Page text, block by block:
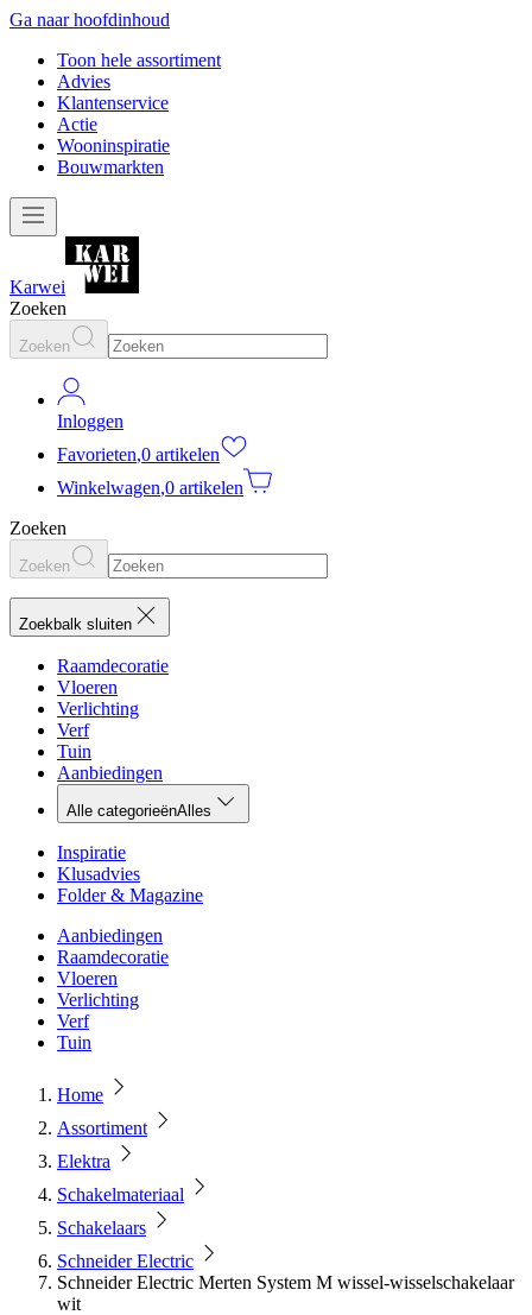
Ga naar hoofdinhoud
Toon hele assortiment
Advies
Klantenservice
Actie
Wooninspiratie
Bouwmarkten
Karwei
Zoeken
Zoeken
Inloggen
Favorieten,0 artikelen
Winkelwagen,0 artikelen
Zoeken
Zoeken
Zoekbalk sluiten
Raamdecoratie
Vloeren
Verlichting
Verf
Tuin
Aanbiedingen
Alle categorieënAlles
Inspiratie
Klusadvies
Folder & Magazine
Aanbiedingen
Raamdecoratie
Vloeren
Verlichting
Verf
Tuin
Home
Assortiment
Elektra
Schakelmateriaal
Schakelaars
Schneider Electric
Schneider Electric Merten System M wissel-wisselschakelaar
wit